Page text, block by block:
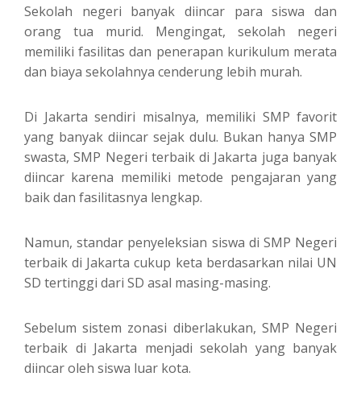
Sekolah negeri banyak diincar para siswa dan
orang tua murid. Mengingat, sekolah negeri
memiliki fasilitas dan penerapan kurikulum merata
dan biaya sekolahnya cenderung lebih murah.
Di Jakarta sendiri misalnya, memiliki SMP favorit
yang banyak diincar sejak dulu. Bukan hanya SMP
swasta, SMP Negeri terbaik di Jakarta juga banyak
diincar karena memiliki metode pengajaran yang
baik dan fasilitasnya lengkap.
Namun, standar penyeleksian siswa di SMP Negeri
terbaik di Jakarta cukup keta berdasarkan nilai UN
SD tertinggi dari SD asal masing-masing.
Sebelum sistem zonasi diberlakukan, SMP Negeri
terbaik di Jakarta menjadi sekolah yang banyak
diincar oleh siswa luar kota.